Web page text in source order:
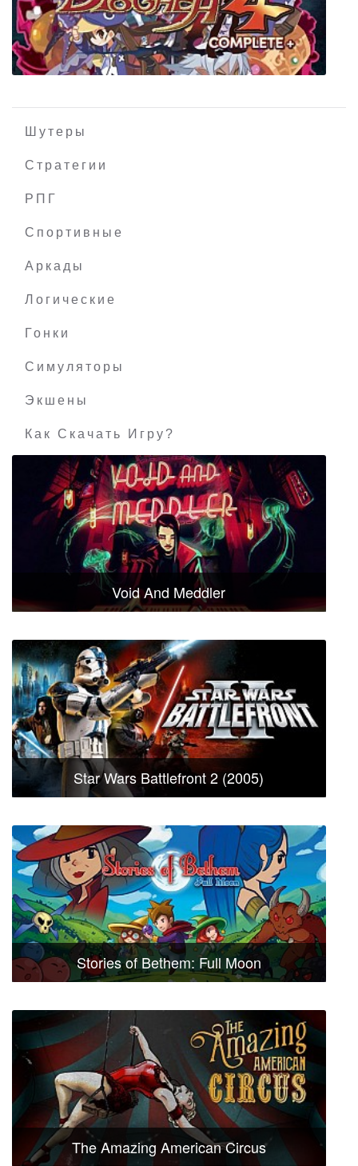
SpiderClimber
Шутеры
Стратегии
РПГ
Спортивные
Аркады
Логические
Гонки
Симуляторы
Экшены
Как Скачать Игру?
Void And Meddler
Star Wars Battlefront 2 (2005)
Stories of Bethem: Full Moon
The Amazing American Circus